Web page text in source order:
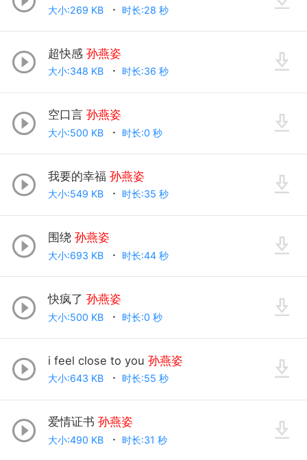
大小:269 KB 时长:28 秒
超快感 孙燕姿
大小:348 KB 时长:36 秒
空口言 孙燕姿
大小:500 KB 时长:0 秒
我要的幸福 孙燕姿
大小:549 KB 时长:35 秒
围绕 孙燕姿
大小:693 KB 时长:44 秒
快疯了 孙燕姿
大小:500 KB 时长:0 秒
i feel close to you 孙燕姿
大小:643 KB 时长:55 秒
爱情证书 孙燕姿
大小:490 KB 时长:31 秒